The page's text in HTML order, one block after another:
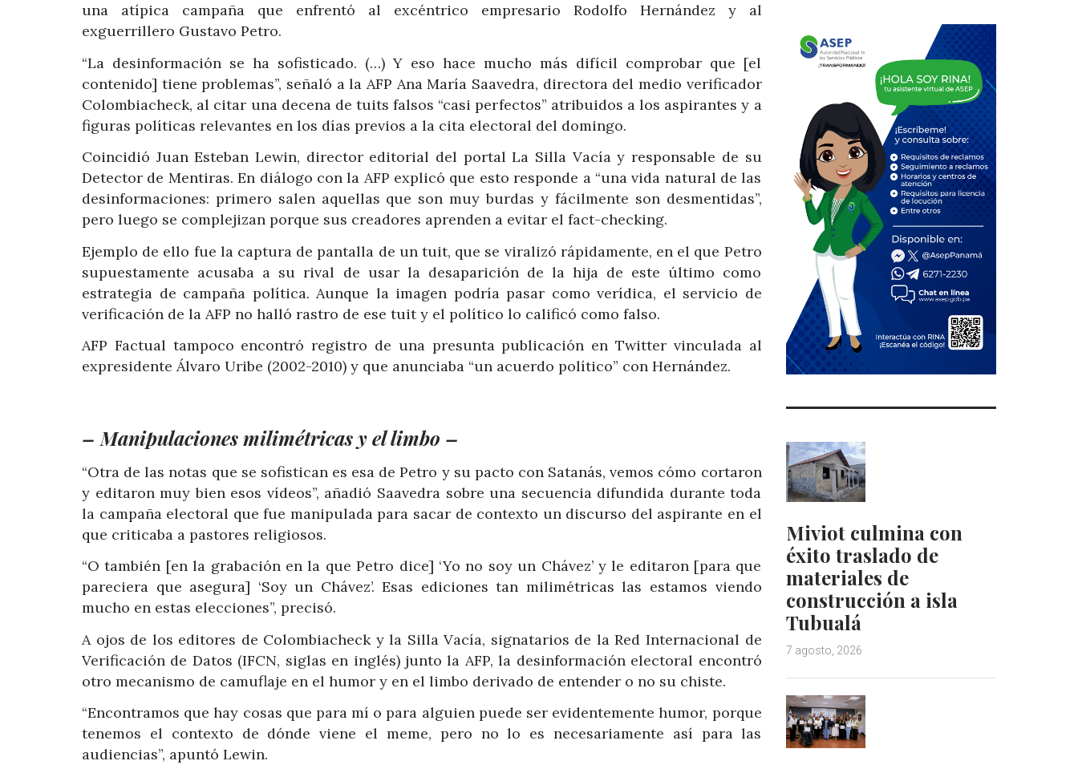
una atípica campaña que enfrentó al excéntrico empresario Rodolfo Hernández y al
exguerrillero Gustavo Petro.
“La desinformación se ha sofisticado. (…) Y eso hace mucho más difícil comprobar que [el
contenido] tiene problemas”, señaló a la AFP Ana María Saavedra, directora del medio verificador
Colombiacheck, al citar una decena de tuits falsos “casi perfectos” atribuidos a los aspirantes y a
figuras políticas relevantes en los días previos a la cita electoral del domingo.
Coincidió Juan Esteban Lewin, director editorial del portal La Silla Vacía y responsable de su
Detector de Mentiras. En diálogo con la AFP explicó que esto responde a “una vida natural de las
desinformaciones: primero salen aquellas que son muy burdas y fácilmente son desmentidas”,
pero luego se complejizan porque sus creadores aprenden a evitar el fact-checking.
Ejemplo de ello fue la captura de pantalla de un tuit, que se viralizó rápidamente, en el que Petro
supuestamente acusaba a su rival de usar la desaparición de la hija de este último como
estrategia de campaña política. Aunque la imagen podría pasar como verídica, el servicio de
verificación de la AFP no halló rastro de ese tuit y el político lo calificó como falso.
AFP Factual tampoco encontró registro de una presunta publicación en Twitter vinculada al
expresidente Álvaro Uribe (2002-2010) y que anunciaba “un acuerdo político” con Hernández.
– Manipulaciones milimétricas y el limbo –
“Otra de las notas que se sofistican es esa de Petro y su pacto con Satanás, vemos cómo cortaron
y editaron muy bien esos vídeos”, añadió Saavedra sobre una secuencia difundida durante toda
la campaña electoral que fue manipulada para sacar de contexto un discurso del aspirante en el
que criticaba a pastores religiosos.
“O también [en la grabación en la que Petro dice] ‘Yo no soy un Chávez’ y le editaron [para que
pareciera que asegura] ‘Soy un Chávez’. Esas ediciones tan milimétricas las estamos viendo
mucho en estas elecciones”, precisó.
A ojos de los editores de Colombiacheck y la Silla Vacía, signatarios de la Red Internacional de
Verificación de Datos (IFCN, siglas en inglés) junto la AFP, la desinformación electoral encontró
otro mecanismo de camuflaje en el humor y en el limbo derivado de entender o no su chiste.
“Encontramos que hay cosas que para mí o para alguien puede ser evidentemente humor, porque
tenemos el contexto de dónde viene el meme, pero no lo es necesariamente así para las
audiencias”, apuntó Lewin.
Miviot culmina con
éxito traslado de
materiales de
construcción a isla
Tubualá
7 agosto, 2026